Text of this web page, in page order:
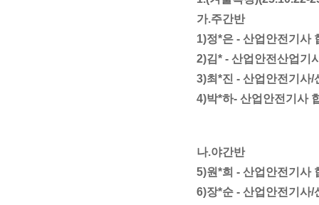
가.주간반
1)정*은 - 산업안전기사
2)김* - 산업안전산업기
3)최*진 - 산업안전기사/
4)박*하- 산업안전기사
나.야간반
5)원*희 - 산업안전기사
6)장*순 - 산업안전기사/